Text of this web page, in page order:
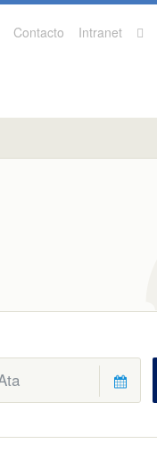
Contacto Intranet